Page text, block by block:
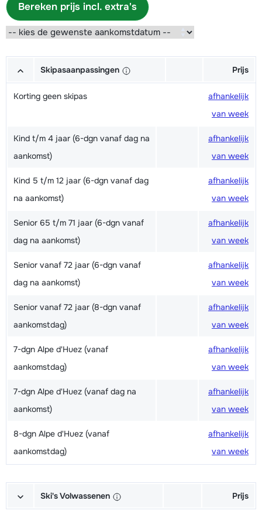
Bereken prijs incl. extra's
Skipasaanpassingen Prijs
Korting geen skipas
afhankelijk
van week
Kind t/m 4 jaar (6-dgn vanaf dag na
aankomst)
afhankelijk
van week
Kind 5 t/m 12 jaar (6-dgn vanaf dag
na aankomst)
afhankelijk
van week
Senior 65 t/m 71 jaar (6-dgn vanaf
dag na aankomst)
afhankelijk
van week
Senior vanaf 72 jaar (6-dgn vanaf
dag na aankomst)
afhankelijk
van week
Senior vanaf 72 jaar (8-dgn vanaf
aankomstdag)
afhankelijk
van week
7-dgn Alpe d'Huez (vanaf
aankomstdag)
afhankelijk
van week
7-dgn Alpe d'Huez (vanaf dag na
aankomst)
afhankelijk
van week
8-dgn Alpe d'Huez (vanaf
aankomstdag)
afhankelijk
van week
Ski's Volwassenen Prijs